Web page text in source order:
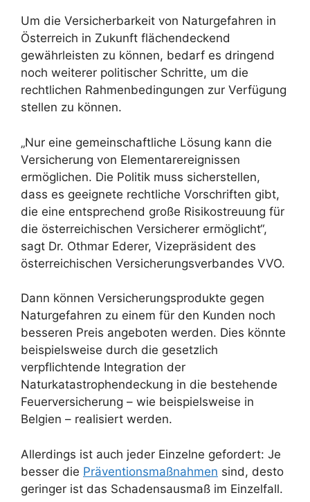
Um die Versicherbarkeit von Naturgefahren in
Österreich in Zukunft flächendeckend
gewährleisten zu können, bedarf es dringend
noch weiterer politischer Schritte, um die
rechtlichen Rahmenbedingungen zur Verfügung
stellen zu können.
„Nur eine gemeinschaftliche Lösung kann die
Versicherung von Elementarereignissen
ermöglichen. Die Politik muss sicherstellen,
dass es geeignete rechtliche Vorschriften gibt,
die eine entsprechend große Risikostreuung für
die österreichischen Versicherer ermöglicht“,
sagt Dr. Othmar Ederer, Vizepräsident des
österreichischen Versicherungsverbandes VVO.
Dann können Versicherungsprodukte gegen
Naturgefahren zu einem für den Kunden noch
besseren Preis angeboten werden. Dies könnte
beispielsweise durch die gesetzlich
verpflichtende Integration der
Naturkatastrophendeckung in die bestehende
Feuerversicherung – wie beispielsweise in
Belgien – realisiert werden.
Allerdings ist auch jeder Einzelne gefordert: Je
besser die Präventionsmaßnahmen sind, desto
geringer ist das Schadensausmaß im Einzelfall.